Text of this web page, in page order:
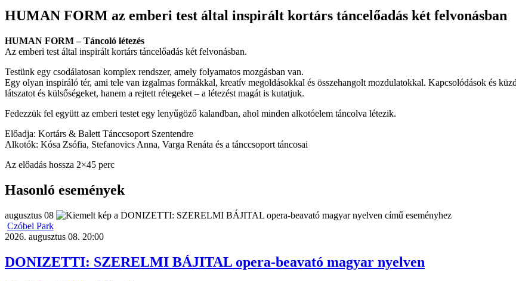
HUMAN FORM az emberi test által inspirált kortárs táncelőadás két felvonásban
HUMAN FORM – Táncoló létezés
Az emberi test által inspirált kortárs táncelőadás két felvonásban.
Testünk egy csodálatosan komplex rendszer, amely folyamatos mozgásban van.
Egy olyan inspiráló tér, ami tele van izgalmas formákkal, kreatív megoldásokkal és összehangolt mozdulatokkal. Kapcsolódások és
látszatot és külsőségeket, hanem a rejtett rétegeket – a létezést magát is kutatjuk.
Fedezzük fel együtt az emberi testet egy lenyűgöző kalandban, ahol minden alkotóelem táncolva létezik.
Előadja: Kortárs & Balett Tánccsoport Szentendre
Alkotók: Kósa Zsófia, Stefanovics Anna, Varga Renáta és a tánccsoport táncosai
Az előadás hossza 2×45 perc
Hasonló események
augusztus 08
Czóbel Park
2026. augusztus 08. 20:00
DONIZETTI: SZERELMI BÁJITAL opera-beavató magyar nyelven